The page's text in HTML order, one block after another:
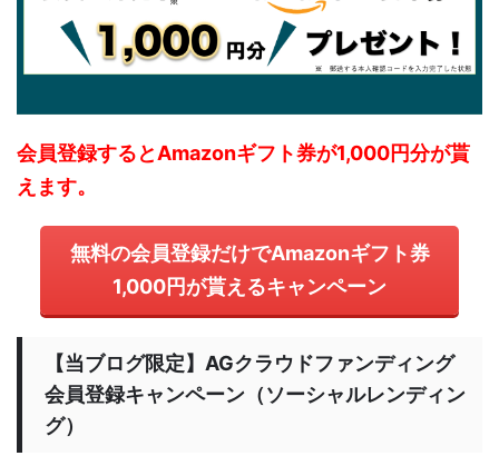
会員登録するとAmazonギフト券が1,000円分が貰
えます。
無料の会員登録だけでAmazonギフト券
1,000円が貰えるキャンペーン
【当ブログ限定】AGクラウドファンディング
会員登録キャンペーン（ソーシャルレンディン
グ）